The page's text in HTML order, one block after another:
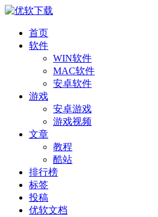
首页
软件
WIN软件
MAC软件
安卓软件
游戏
安卓游戏
游戏视频
文章
教程
酷站
排行榜
标签
投稿
优软文档